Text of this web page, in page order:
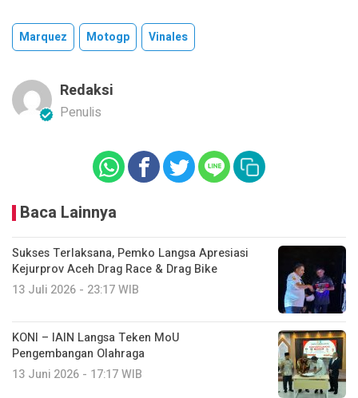
Marquez Motogp Vinales
Redaksi
Penulis
Baca Lainnya
Sukses Terlaksana, Pemko Langsa Apresiasi
Kejurprov Aceh Drag Race & Drag Bike
13 Juli 2026 - 23:17 WIB
KONI – IAIN Langsa Teken MoU
Pengembangan Olahraga
13 Juni 2026 - 17:17 WIB